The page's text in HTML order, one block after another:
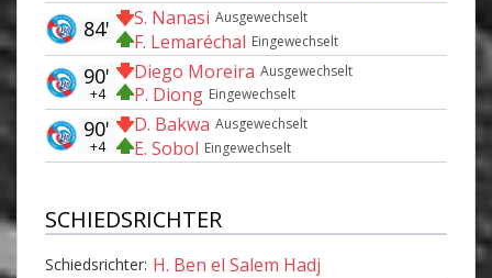
Ausgewechselt
S. Nanasi
Eingewechselt
F. Lemaréchal
84'
Ausgewechselt
Diego Moreira
Eingewechselt
P. Diong
90'
+4
Ausgewechselt
D. Bakwa
Eingewechselt
E. Sobol
90'
+4
SCHIEDSRICHTER
Schiedsrichter: H. Ben el Salem Hadj